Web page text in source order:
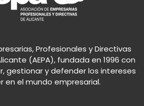
Profesionales y Directivas
(AEPA), fundada en 1996 con
gestionar y defender los intereses
en el mundo empresarial.